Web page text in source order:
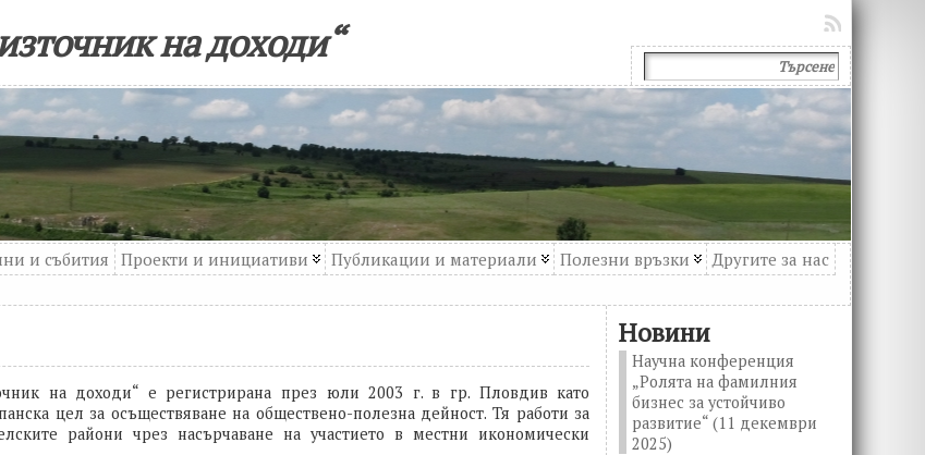
на доходи“
и събития Проекти и инициативи Публикации и материали Полезни връзки
Другите за нас
на доходи“ е регистрирана през юли 2003 г. в гр. Пловдив като
цел за осъществяване на обществено-полезна дейност. Тя работи за
райони чрез насърчаване на участието в местни икономически
Новини
Научна конференция
„Ролята на фамилния
бизнес за устойчиво
развитие“ (11 декември
2025)